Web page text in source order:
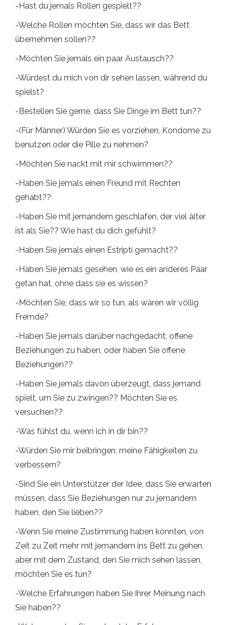
-Hast du jemals Rollen gespielt??
-Welche Rollen möchten Sie, dass wir das Bett
übernehmen sollen??
-Möchten Sie jemals ein paar Austausch??
-Würdest du mich von dir sehen lassen, während du
spielst?
-Bestellen Sie gerne, dass Sie Dinge im Bett tun??
-(Für Männer) Würden Sie es vorziehen, Kondome zu
benutzen oder die Pille zu nehmen?
-Möchten Sie nackt mit mir schwimmen??
-Haben Sie jemals einen Freund mit Rechten
gehabt??
-Haben Sie mit jemandem geschlafen, der viel älter
ist als Sie?? Wie hast du dich gefühlt?
-Haben Sie jemals einen Estriptí gemacht??
-Haben Sie jemals gesehen, wie es ein anderes Paar
getan hat, ohne dass sie es wissen?
-Möchten Sie, dass wir so tun, als wären wir völlig
Fremde?
-Haben Sie jemals darüber nachgedacht, offene
Beziehungen zu haben, oder haben Sie offene
Beziehungen??
-Haben Sie jemals davon überzeugt, dass jemand
spielt, um Sie zu zwingen?? Möchten Sie es
versuchen??
-Was fühlst du, wenn ich in dir bin??
-Würden Sie mir beibringen, meine Fähigkeiten zu
verbessern?
-Sind Sie ein Unterstützer der Idee, dass Sie erwarten
müssen, dass Sie Beziehungen nur zu jemandem
haben, den Sie lieben??
-Wenn Sie meine Zustimmung haben könnten, von
Zeit zu Zeit mehr mit jemandem ins Bett zu gehen,
aber mit dem Zustand, den Sie mich sehen lassen,
möchten Sie es tun?
-Welche Erfahrungen haben Sie Ihrer Meinung nach
Sie haben??